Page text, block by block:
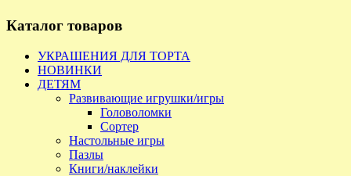
Каталог товаров
УКРАШЕНИЯ ДЛЯ ТОРТА
НОВИНКИ
ДЕТЯМ
Развивающие игрушки/игры
Головоломки
Сортер
Настольные игры
Пазлы
Книги/наклейки